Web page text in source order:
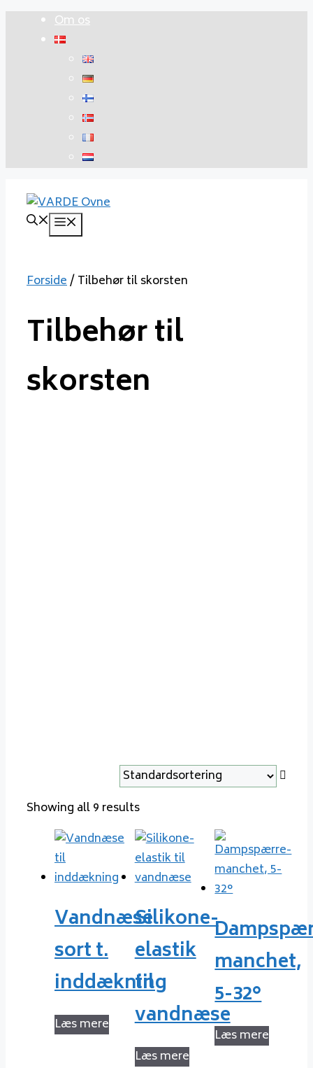
Om os
Forside/ Tilbehør til skorsten
Tilbehør til
skorsten
Showing all 9 results
Vandnæse
sort t.
inddækning
Læs mere
Silikone-
elastik
til
vandnæse
Læs mere
manchet,
5-32°
Læs mere